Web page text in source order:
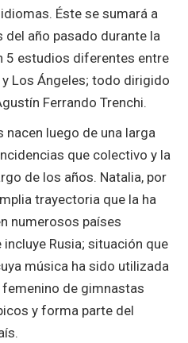
Éste se sumará a
año pasado durante la
5 estudios diferentes entre
Los Ángeles; todo dirigido
Ferrando Trenchi.
luego de una larga
que colectivo y la
de los años. Natalia, por
trayectoria que la ha
numerosos países
Rusia; situación que
música ha sido utilizada
de gimnastas
y forma parte del